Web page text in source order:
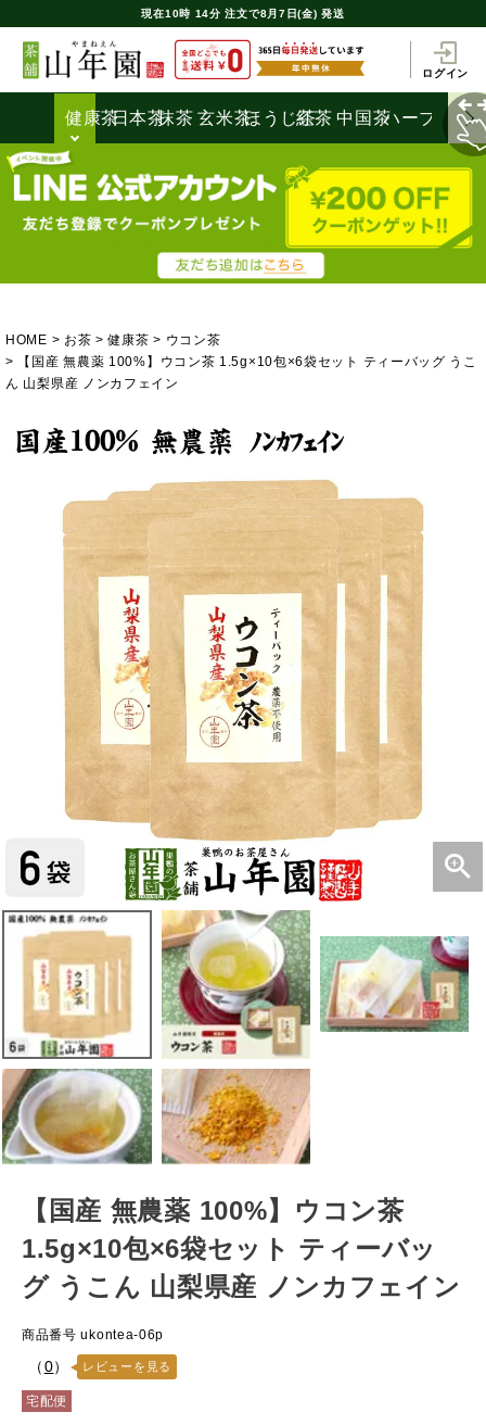
現在10時 14分 注文で8月7日(金) 発送
ログイン
健康茶日本茶抹茶 玄米茶ほうじ茶
紅茶 中国茶ハーブティ
HOME お茶 健康茶
ウコン茶
【国産 無農薬 100%】ウコン茶 1.5g×10包×6袋セット ティーバッグ うこ
ん 山梨県産 ノンカフェイン
【国産 無農薬 100%】ウコン茶
1.5g×10包×6袋セット ティーバッ
グ うこん 山梨県産 ノンカフェイン
商品番号 ukontea-06p
（0） レビューを見る
宅配便